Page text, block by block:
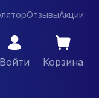
ОтзывыАкции
Войти Корзина